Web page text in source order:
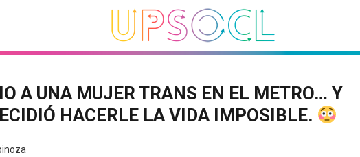
A UNA MUJER TRANS EN EL METRO… Y
HACERLE LA VIDA IMPOSIBLE.